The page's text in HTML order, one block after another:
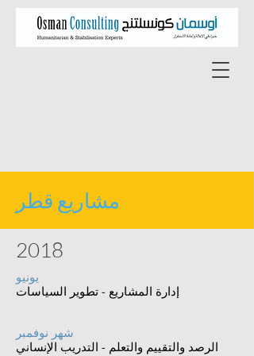
مشاريع قطر
2018
يونيو
إدارة المشاريع - تطوير السياسات
شهر نوفمبر
الرصد والتقييم والتعلم - التدريب الإنساني